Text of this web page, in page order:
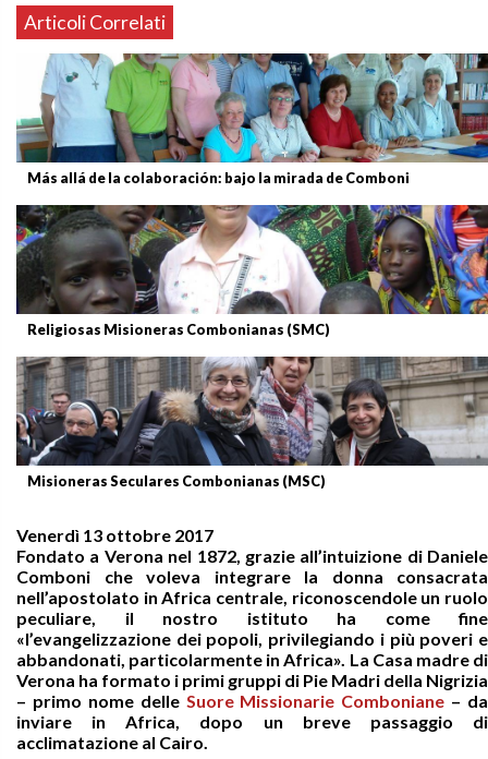
Articoli Correlati
Más allá de la colaboración: bajo la mirada de Comboni
Religiosas Misioneras Combonianas (SMC)
Misioneras Seculares Combonianas (MSC)
Venerdì 13 ottobre 2017
Fondato a Verona nel 1872, grazie all’intuizione di Daniele
Comboni che voleva integrare la donna consacrata
nell’apostolato in Africa centrale, riconoscendole un ruolo
peculiare, il nostro istituto ha come fine
«l’evangelizzazione dei popoli, privilegiando i più poveri e
abbandonati, particolarmente in Africa». La Casa madre di
Verona ha formato i primi gruppi di Pie Madri della Nigrizia
– primo nome delle Suore Missionarie Comboniane – da
inviare in Africa, dopo un breve passaggio di
acclimatazione al Cairo.